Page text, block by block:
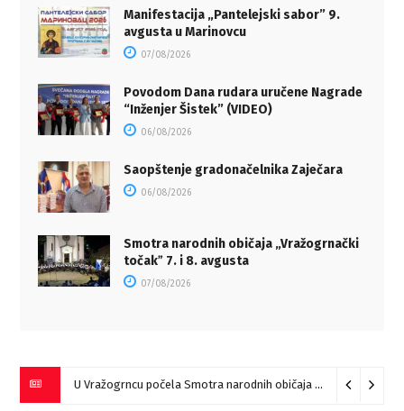
Manifestacija „Pantelejski sabor” 9.
avgusta u Marinovcu
07/08/2026
Povodom Dana rudara uručene Nagrade
“Inženjer Šistek” (VIDEO)
06/08/2026
Saopštenje gradonačelnika Zaječara
06/08/2026
Smotra narodnih običaja „Vražogrnački
točakˮ 7. i 8. avgusta
07/08/2026
U Vražogrncu počela Smotra narodnih običaja „Vražogrnački točak“